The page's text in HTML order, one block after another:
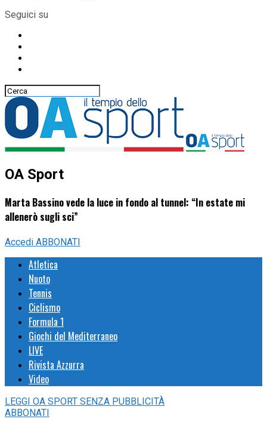
Seguici su
OA Sport
Marta Bassino vede la luce in fondo al tunnel: “In estate mi
allenerò sugli sci”
Accedi ABBONATI
Atletica
Nuoto
Tennis
Ciclismo
Formula 1
Giochi del Mediterraneo
LIVE
Rivista Azzurra
Video
LEGGI OA SPORT SENZA PUBBLICITÀ
ABBONATI